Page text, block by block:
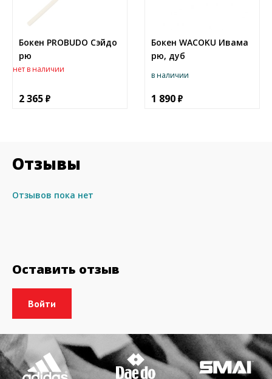
Бокен PROBUDO Сэйдо
рю
нет в наличии
2 365
Бокен WACOKU Ивама
рю, дуб
в наличии
1 890
Отзывы
Отзывов пока нет
Оставить отзыв